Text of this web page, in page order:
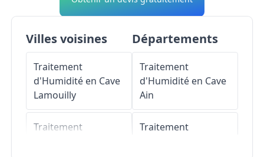
Villes voisines
Traitement
d'Humidité en Cave
Lamouilly
Traitement
Départements
Traitement
d'Humidité en Cave
Ain
Traitement